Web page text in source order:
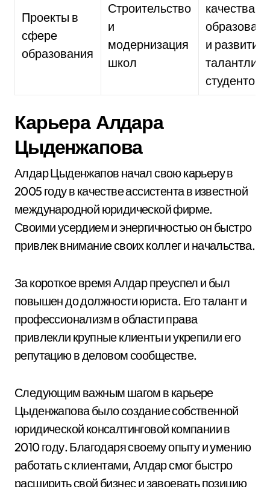
Проекты в
сфере
образования
Строительство
и
модернизация
школ
качества
и развитие
студентов
Карьера Алдара
Цыденжапова
Алдар Цыденжапов начал свою карьеру в
2005 году в качестве ассистента в известной
международной юридической фирме.
Своими усердием и энергичностью он быстро
привлек внимание своих коллег и начальства.
За короткое время Алдар преуспел и был
повышен до должности юриста. Его талант и
профессионализм в области права
привлекли крупные клиенты и укрепили его
репутацию в деловом сообществе.
Следующим важным шагом в карьере
Цыденжапова было создание собственной
юридической консалтинговой компании в
2010 году. Благодаря своему опыту и умению
работать с клиентами, Алдар смог быстро
расширить свой бизнес и завоевать позицию